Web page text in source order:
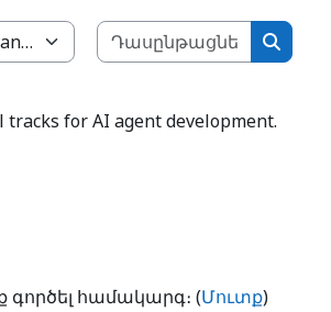
tracks for AI agent development.
գործել համակարգ։ (Մուտք)